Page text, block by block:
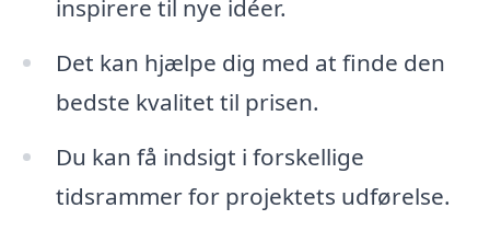
inspirere til nye idéer.
Det kan hjælpe dig med at finde den
bedste kvalitet til prisen.
Du kan få indsigt i forskellige
tidsrammer for projektets udførelse.